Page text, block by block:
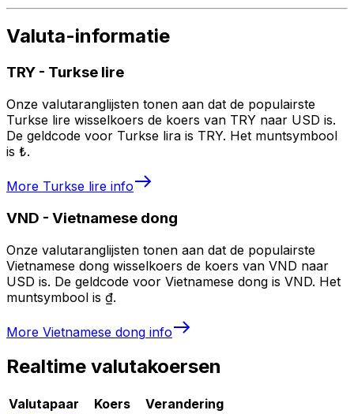
Valuta-informatie
TRY - Turkse lire
Onze valutaranglijsten tonen aan dat de populairste
Turkse lire wisselkoers de koers van TRY naar USD is.
De geldcode voor Turkse lira is TRY. Het muntsymbool
is ₺.
More Turkse lire info
VND - Vietnamese dong
Onze valutaranglijsten tonen aan dat de populairste
Vietnamese dong wisselkoers de koers van VND naar
USD is. De geldcode voor Vietnamese dong is VND. Het
muntsymbool is ₫.
More Vietnamese dong info
Realtime valutakoersen
Valutapaar Koers
Verandering